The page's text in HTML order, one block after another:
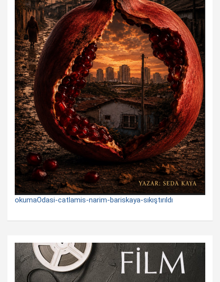
okumaOdasi-catlamis-narim-bariskaya-sıkıştırıldı